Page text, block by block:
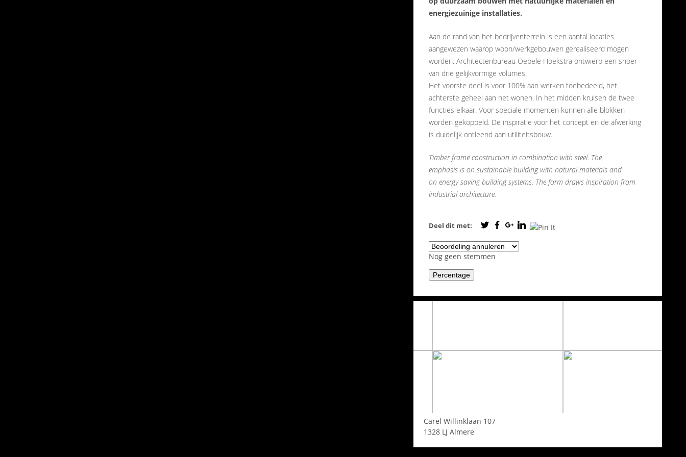
energiezuinige installaties.
Aan de rand van het bedrijventerrein is een aantal locaties
aangewezen waarop woon/werkgebouwen gerealiseerd mogen
worden. Architectenbureau Oebele Hoekstra ontwierp een snoer
van drie gelijkvormige volumes.
Het voorste deel is voor 100% aan werken toebedeeld, het
achterste geheel aan het wonen. In het midden kruisen de twee
functies elkaar. Voor speciale momenten kunnen alle blokken
worden gekoppeld. De inspiratie voor het concept en de afwerking
is duidelijk ontleend aan utiliteitsbouw.
Timber frame construction in combination with steel. The
emphasis is on sustainable building with natural materials and
on energy saving building systems. The form draws inspiration from
industrial architecture.
Deel dit met:
Nog geen stemmen
Carel Willinklaan 107
1328 LJ Almere